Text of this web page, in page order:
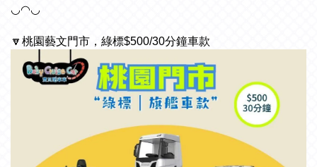
◡◠◡
🔽桃園藝文門市，綠標$500/30分鐘車款